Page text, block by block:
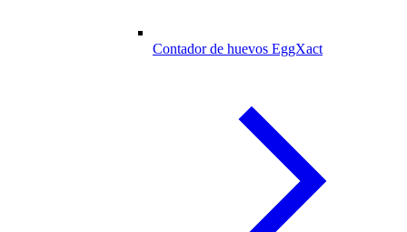
Contador de huevos EggXact